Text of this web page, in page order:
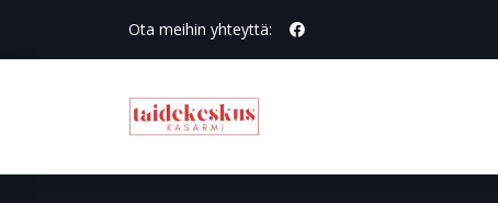
Ota meihin yhteyttä: